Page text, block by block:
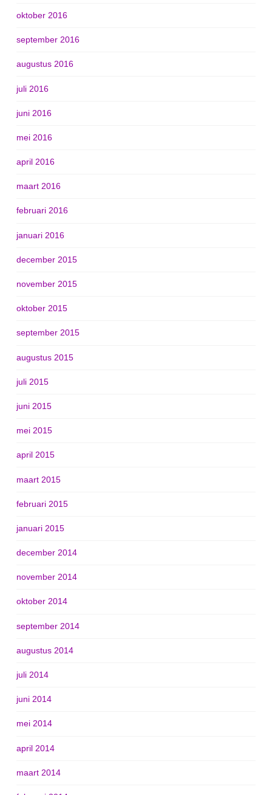
oktober 2016
september 2016
augustus 2016
juli 2016
juni 2016
mei 2016
april 2016
maart 2016
februari 2016
januari 2016
december 2015
november 2015
oktober 2015
september 2015
augustus 2015
juli 2015
juni 2015
mei 2015
april 2015
maart 2015
februari 2015
januari 2015
december 2014
november 2014
oktober 2014
september 2014
augustus 2014
juli 2014
juni 2014
mei 2014
april 2014
maart 2014